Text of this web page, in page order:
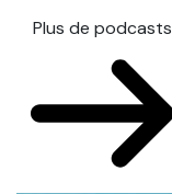
Plus de podcasts